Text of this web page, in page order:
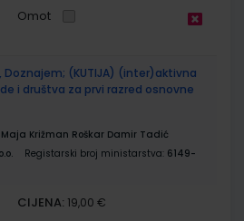
Omot
Doznajem; (KUTIJA) (inter)aktivna
i društva za prvi razred osnovne
Križman Roškar Damir Tadić
Registarski broj ministarstva: 6149-
CIJENA: 19,00 €